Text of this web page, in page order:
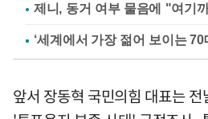
제니, 동거 여부 물음에 "여기
앞서 장동혁 국민의힘 대표는